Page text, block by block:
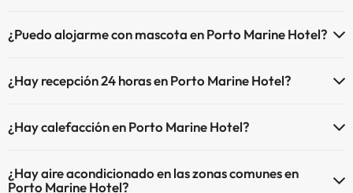
¿Puedo alojarme con mascota en Porto Marine Hotel?
¿Hay recepción 24 horas en Porto Marine Hotel?
¿Hay calefacción en Porto Marine Hotel?
¿Hay aire acondicionado en las zonas comunes en
Porto Marine Hotel?